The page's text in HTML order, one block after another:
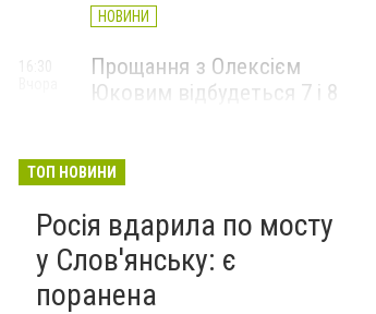
НОВИНИ
Прощання з Олексієм
Юковим відбудеться 7 і 8
ТОП НОВИНИ
Росія вдарила по мосту
у Слов'янську: є
поранена